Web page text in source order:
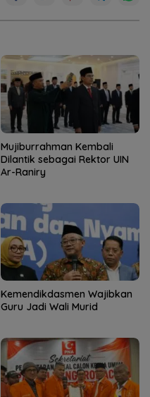
Mujiburrahman Kembali
Dilantik sebagai Rektor UIN
Ar-Raniry
Kemendikdasmen Wajibkan
Guru Jadi Wali Murid